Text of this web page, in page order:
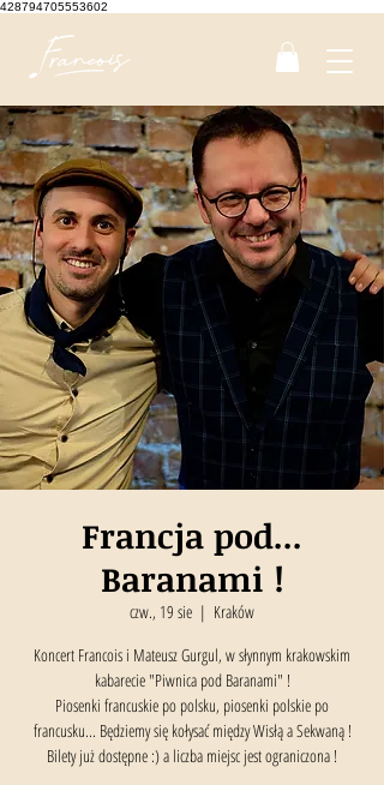
428794705553602
Francja pod...
Baranami !
czw., 19 sie
  |
Kraków
Koncert Francois i Mateusz Gurgul, w słynnym krakowskim
kabarecie "Piwnica pod Baranami" !
Piosenki francuskie po polsku, piosenki polskie po
francusku... Będziemy się kołysać między Wisłą a Sekwaną !
Bilety już dostępne :) a liczba miejsc jest ograniczona !